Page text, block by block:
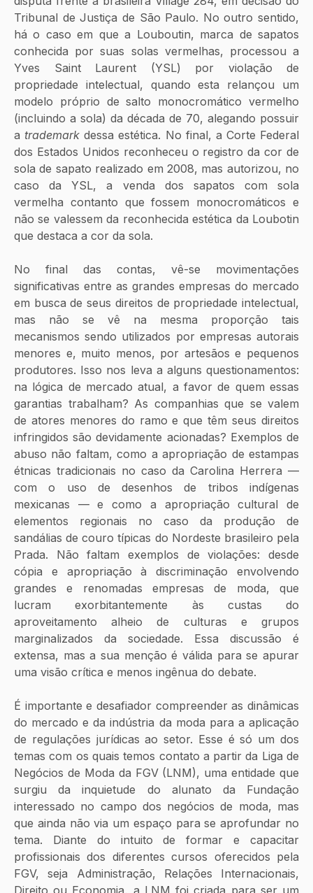
Tribunal de Justiça de São Paulo. No outro sentido,
há o caso em que a Louboutin, marca de sapatos
conhecida por suas solas vermelhas, processou a
Yves Saint Laurent (YSL) por violação de
propriedade intelectual, quando esta relançou um
modelo próprio de salto monocromático vermelho
(incluindo a sola) da década de 70, alegando possuir
a trademark dessa estética. No final, a Corte Federal
dos Estados Unidos reconheceu o registro da cor de
sola de sapato realizado em 2008, mas autorizou, no
caso da YSL, a venda dos sapatos com sola
vermelha contanto que fossem monocromáticos e
não se valessem da reconhecida estética da Loubotin
que destaca a cor da sola.
No final das contas, vê-se movimentações
significativas entre as grandes empresas do mercado
em busca de seus direitos de propriedade intelectual,
mas não se vê na mesma proporção tais
mecanismos sendo utilizados por empresas autorais
menores e, muito menos, por artesãos e pequenos
produtores. Isso nos leva a alguns questionamentos:
na lógica de mercado atual, a favor de quem essas
garantias trabalham? As companhias que se valem
de atores menores do ramo e que têm seus direitos
infringidos são devidamente acionadas? Exemplos de
abuso não faltam, como a apropriação de estampas
étnicas tradicionais no caso da Carolina Herrera —
com o uso de desenhos de tribos indígenas
mexicanas — e como a apropriação cultural de
elementos regionais no caso da produção de
sandálias de couro típicas do Nordeste brasileiro pela
Prada. Não faltam exemplos de violações: desde
cópia e apropriação à discriminação envolvendo
grandes e renomadas empresas de moda, que
lucram exorbitantemente às custas do
aproveitamento alheio de culturas e grupos
marginalizados da sociedade. Essa discussão é
extensa, mas a sua menção é válida para se apurar
uma visão crítica e menos ingênua do debate.
É importante e desafiador compreender as dinâmicas
do mercado e da indústria da moda para a aplicação
de regulações jurídicas ao setor. Esse é só um dos
temas com os quais temos contato a partir da Liga de
Negócios de Moda da FGV (LNM), uma entidade que
surgiu da inquietude do alunato da Fundação
interessado no campo dos negócios de moda, mas
que ainda não via um espaço para se aprofundar no
tema. Diante do intuito de formar e capacitar
profissionais dos diferentes cursos oferecidos pela
FGV, seja Administração, Relações Internacionais,
Direito ou Economia, a LNM foi criada para ser um